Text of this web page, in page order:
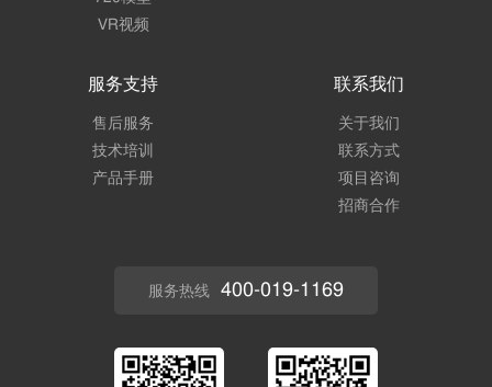
VR视频
服务支持
售后服务
技术培训
产品手册
联系我们
关于我们
联系方式
项目咨询
招商合作
服务热线 400-019-1169